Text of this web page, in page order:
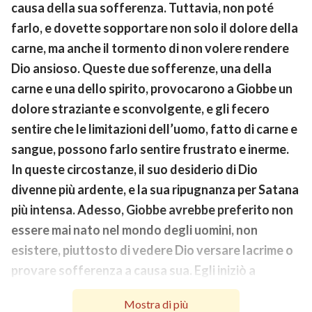
causa della sua sofferenza. Tuttavia, non poté
farlo, e dovette sopportare non solo il dolore della
carne, ma anche il tormento di non volere rendere
Dio ansioso. Queste due sofferenze, una della
carne e una dello spirito, provocarono a Giobbe un
dolore straziante e sconvolgente, e gli fecero
sentire che le limitazioni dell’uomo, fatto di carne e
sangue, possono farlo sentire frustrato e inerme.
In queste circostanze, il suo desiderio di Dio
divenne più ardente, e la sua ripugnanza per Satana
più intensa. Adesso, Giobbe avrebbe preferito non
essere mai nato nel mondo degli uomini, non
esistere, piuttosto di vedere Dio versare lacrime o
provare sofferenza a causa sua. Egli iniziò a
detestare profondamente la sua carne, ad essere
Mostra di più